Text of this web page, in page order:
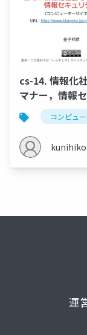
cs-14. 情報化
マナー，情報
ティ
コンピュー
運